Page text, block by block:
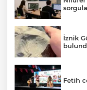
İznik
Fetih